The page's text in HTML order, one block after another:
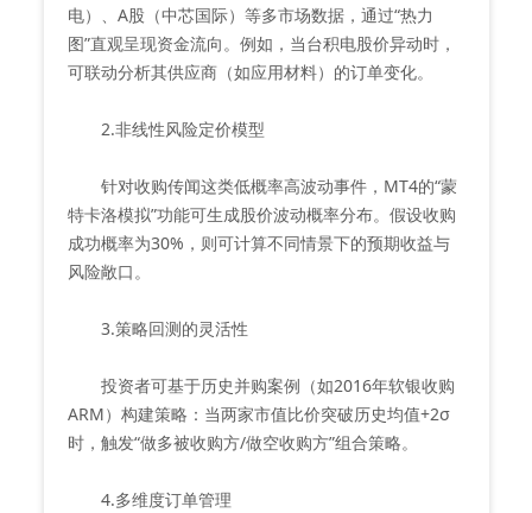
电）、A股（中芯国际）等多市场数据，通过“热力
图”直观呈现资金流向。例如，当台积电股价异动时，
可联动分析其供应商（如应用材料）的订单变化。
2.非线性风险定价模型
针对收购传闻这类低概率高波动事件，MT4的“蒙
特卡洛模拟”功能可生成股价波动概率分布。假设收购
成功概率为30%，则可计算不同情景下的预期收益与
风险敞口。
3.策略回测的灵活性
投资者可基于历史并购案例（如2016年软银收购
ARM）构建策略：当两家市值比价突破历史均值+2σ
时，触发“做多被收购方/做空收购方”组合策略。
4.多维度订单管理